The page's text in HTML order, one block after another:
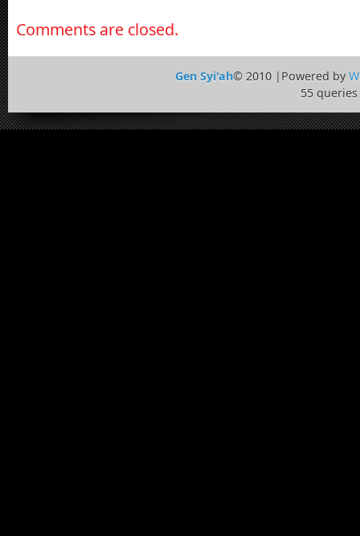
Comments are closed.
Gen Syi'ah© 2010 |Powered by
55